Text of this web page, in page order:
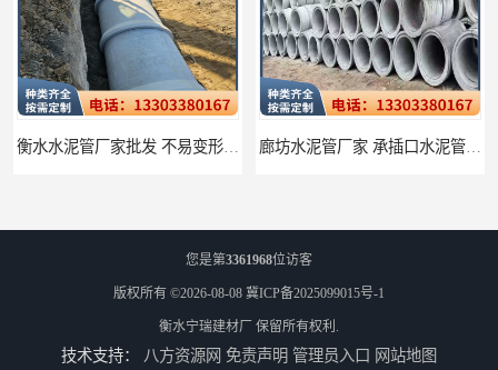
您是第3361968位访客
版权所有 ©2026-08-08 冀ICP备2025099015号-1
衡水宁瑞建材厂 保留所有权利.
技术支持： 八方资源网 免责声明 管理员入口 网站地图